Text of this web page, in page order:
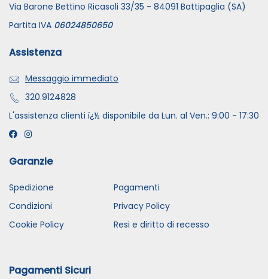
Via Barone Bettino Ricasoli 33/35 - 84091 Battipaglia (SA)
Partita IVA 06024850650
Assistenza
Messaggio immediato
320.9124828
L'assistenza clienti ï¿½ disponibile da Lun. al Ven.: 9:00 - 17:30
Garanzie
Spedizione
Pagamenti
Condizioni
Privacy Policy
Cookie Policy
Resi e diritto di recesso
Pagamenti Sicuri